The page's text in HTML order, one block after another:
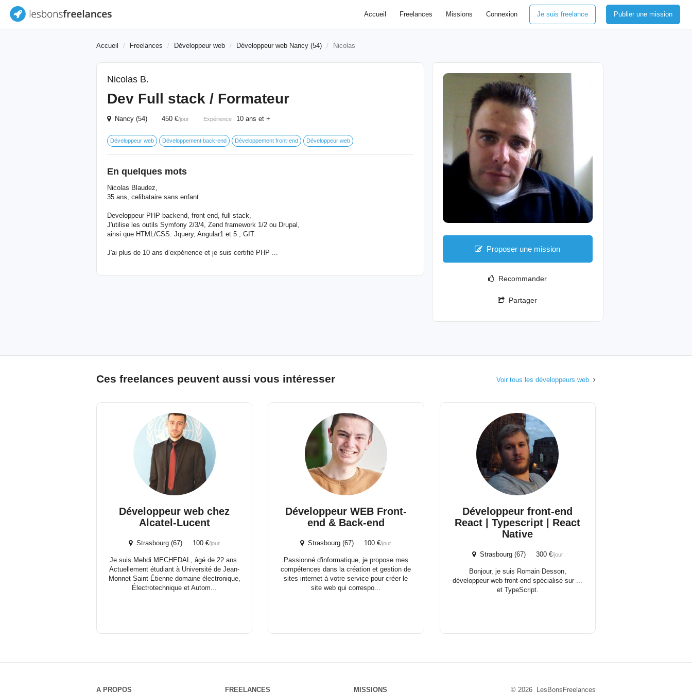
Accueil Freelances Missions Connexion Je suis freelance Publier une mission
Accueil Freelances Développeur web Développeur web Nancy (54) Nicolas
Nicolas B.
Dev Full stack / Formateur
Nancy (54) 450 €/jour Expérience : 10 ans et +
Développeur web Développement back-end Développement front-end Développeur web
En quelques mots
Nicolas Blaudez,
35 ans, celibataire sans enfant.
Developpeur PHP backend, front end, full stack,
J'utilise les outils Symfony 2/3/4, Zend framework 1/2 ou Drupal,
ainsi que HTML/CSS. Jquery, Angular1 et 5 , GIT.
J'ai plus de 10 ans d’expérience et je suis certifié PHP ... Proposer une mission
Recommander
Partager
Ces freelances peuvent aussi vous intéresser Voir tous les développeurs web
Développeur web chez
Alcatel-Lucent
Strasbourg (67) 100 €/jour
Je suis Mehdi MECHEDAL, âgé de 22 ans.
Actuellement étudiant à Université de Jean-
Monnet Saint-Étienne domaine électronique,
Électrotechnique et Autom...
Développeur WEB Front-
end & Back-end
Strasbourg (67) 100 €/jour
Passionné d'informatique, je propose mes
compétences dans la création et gestion de
sites internet à votre service pour créer le
site web qui correspo...
Développeur front-end
React | Typescript | React
Native
Strasbourg (67) 300 €/jour
Bonjour, je suis Romain Desson,
développeur web front-end spécialisé sur ...
et TypeScript.
A PROPOS FREELANCES MISSIONS © 2026 LesBonsFreelances